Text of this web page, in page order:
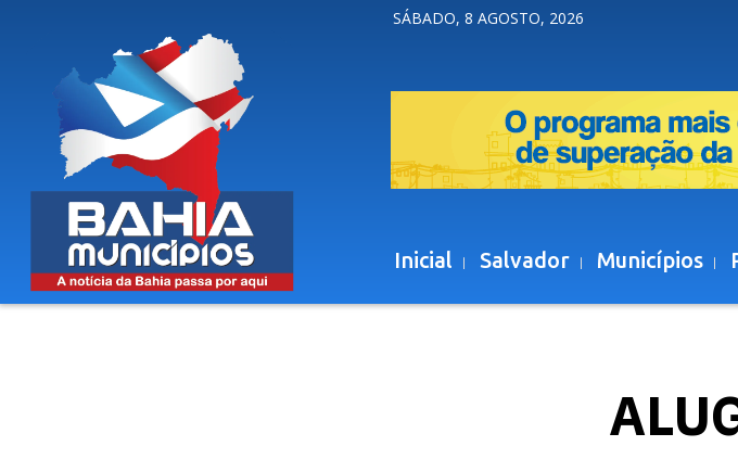
SÁBADO, 8 AGOSTO, 2026
Inicial Salvador Municípios